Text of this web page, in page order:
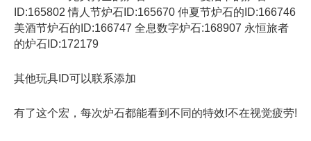
ID:165802 情人节炉石ID:165670 仲夏节炉石的ID:166746
美酒节炉石的ID:166747 全息数字炉石:168907 永恒旅者
的炉石ID:172179
其他玩具ID可以联系添加
有了这个宏，每次炉石都能看到不同的特效!不在视觉疲劳!